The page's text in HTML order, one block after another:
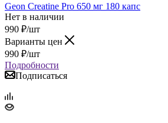
Geon Creatine Pro 650 мг 180 капс
Нет в наличии
990 ₽/шт
Варианты цен
990 ₽/шт
Подробности
Подписаться